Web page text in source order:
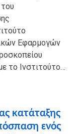
Εφαρμογών
το Iνστιτούτο…
κατάταξης
ενός